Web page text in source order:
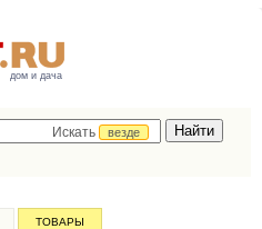
дом и дача
Искать
везде
ТОВАРЫ